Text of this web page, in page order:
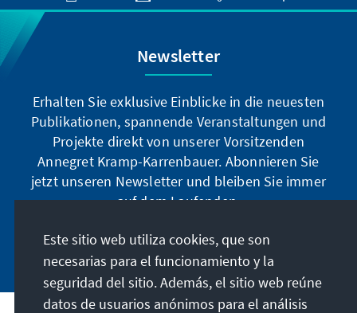
Newsletter
Erhalten Sie exklusive Einblicke in die neuesten
Publikationen, spannende Veranstaltungen und
Projekte direkt von unserer Vorsitzenden
Annegret Kramp-Karrenbauer. Abonnieren Sie
jetzt unseren Newsletter und bleiben Sie immer
auf dem Laufenden.
Jetzt abonnieren
Este sitio web utiliza cookies, que son
necesarias para el funcionamiento y la
seguridad del sitio. Además, el sitio web reúne
datos de usuarios anónimos para el análisis